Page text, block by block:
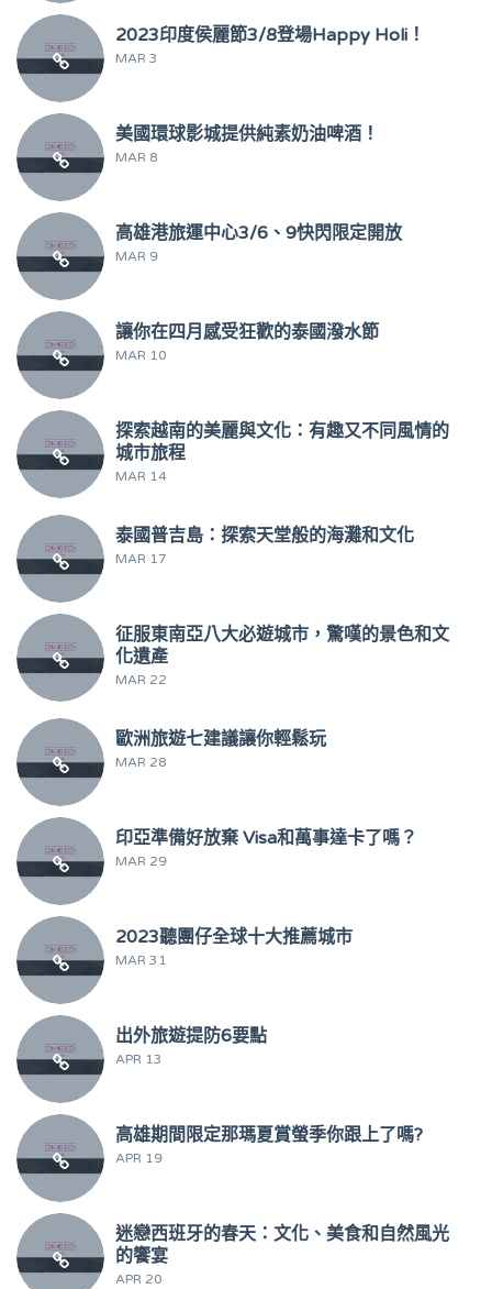
2023印度侯麗節3/8登場Happy Holi！
MAR 3
美國環球影城提供純素奶油啤酒！
MAR 8
高雄港旅運中心3/6、9快閃限定開放
MAR 9
讓你在四月感受狂歡的泰國潑水節
MAR 10
探索越南的美麗與文化：有趣又不同風情的
城市旅程
MAR 14
泰國普吉島：探索天堂般的海灘和文化
MAR 17
征服東南亞八大必遊城市，驚嘆的景色和文
化遺產
MAR 22
歐洲旅遊七建議讓你輕鬆玩
MAR 28
印亞準備好放棄 Visa和萬事達卡了嗎？
MAR 29
2023聽團仔全球十大推薦城市
MAR 31
出外旅遊提防6要點
APR 13
高雄期間限定那瑪夏賞螢季你跟上了嗎?
APR 19
迷戀西班牙的春天：文化、美食和自然風光
的饗宴
APR 20